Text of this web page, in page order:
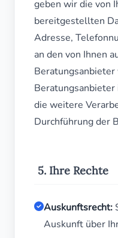
geben wir die von
bereitgestellten
Adresse,
an den von Ihnen
die weitere
Durchführung der
5. Ihre Rechte
Auskunftsrecht:
Auskunft über